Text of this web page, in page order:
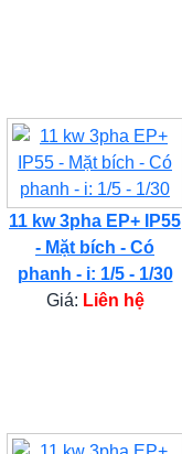
11 kw 3pha EP+ IP55
- Mặt bích - Có
phanh - i: 1/5 - 1/30
Giá: Liên hệ